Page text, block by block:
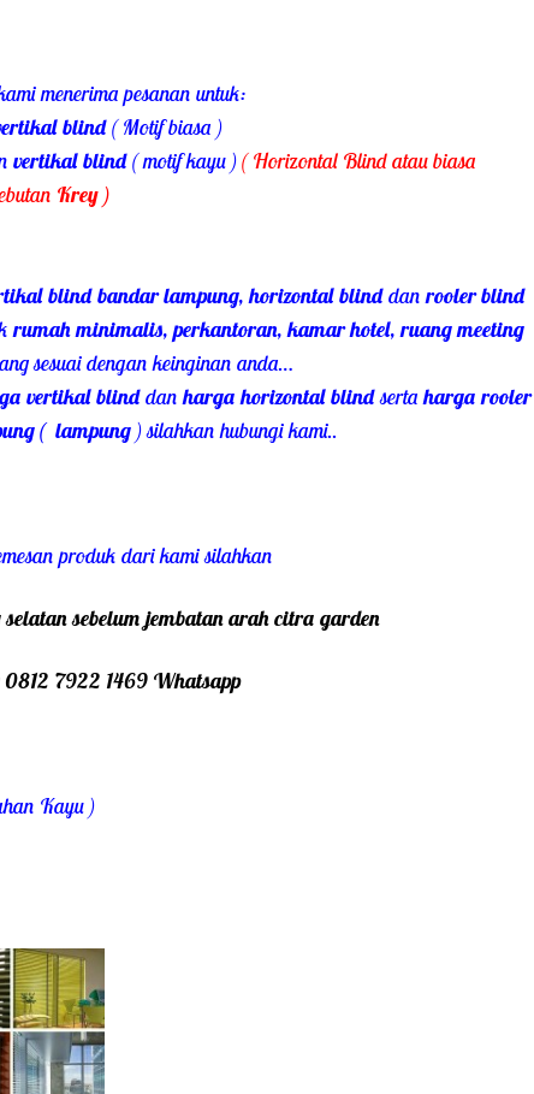
menerima pesanan untuk:
blind( Motif biasa )
vertikal blind( motif kayu )( Horizontal Blind atau biasa
Krey )
blind bandar lampung, horizontal blinddanrooler blind
rumah minimalis, perkantoran, kamar hotel, ruang meeting
sesuai dengan keinginan anda…
vertikal blinddanharga horizontal blindsertaharga rooler
( lampung ) silahkan hubungi kami..
produk dari kami silahkan
sebelum jembatan arah citra garden
7922 1469 Whatsapp
Kayu )